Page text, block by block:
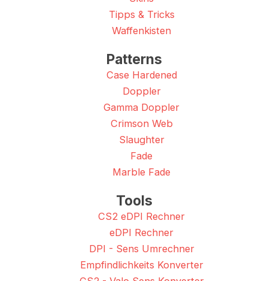
Tipps & Tricks
Waffenkisten
Patterns
Case Hardened
Doppler
Gamma Doppler
Crimson Web
Slaughter
Fade
Marble Fade
Tools
CS2 eDPI Rechner
eDPI Rechner
DPI - Sens Umrechner
Empfindlichkeits Konverter